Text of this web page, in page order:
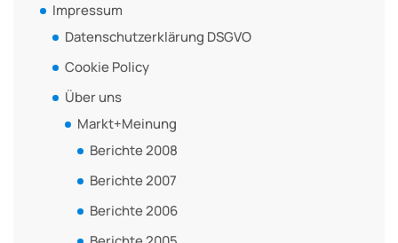
Impressum
Datenschutzerklärung DSGVO
Cookie Policy
Über uns
Markt+Meinung
Berichte 2008
Berichte 2007
Berichte 2006